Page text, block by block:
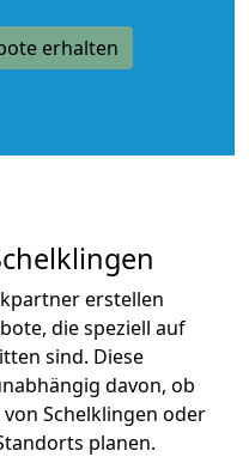
erhalten
erstellen
die speziell auf
sind. Diese
davon, ob
Schelklingen oder
planen.